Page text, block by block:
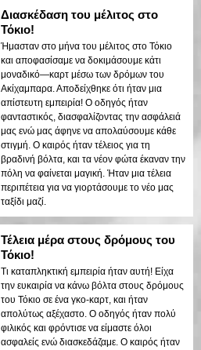
Διασκέδαση του μέλιτος στο
Τόκιο!
Ήμασταν στο μήνα του μέλιτος στο Τόκιο
και αποφασίσαμε να δοκιμάσουμε κάτι
μοναδικό—καρτ μέσω των δρόμων του
Ακίχαμπαρα. Αποδείχθηκε ότι ήταν μια
απίστευτη εμπειρία! Ο οδηγός ήταν
φανταστικός, διασφαλίζοντας την ασφάλειά
μας ενώ μας άφηνε να απολαύσουμε κάθε
στιγμή. Ο καιρός ήταν τέλειος για τη
βραδινή βόλτα, και τα νέον φώτα έκαναν την
πόλη να φαίνεται μαγική. Ήταν μια τέλεια
περιπέτεια για να γιορτάσουμε το νέο μας
ταξίδι μαζί.
Τέλεια μέρα στους δρόμους του
Τόκιο!
Τι καταπληκτική εμπειρία ήταν αυτή! Είχα
την ευκαιρία να κάνω βόλτα στους δρόμους
του Τόκιο σε ένα γκο-καρτ, και ήταν
απολύτως αξέχαστο. Ο οδηγός ήταν πολύ
φιλικός και φρόντισε να είμαστε όλοι
ασφαλείς ενώ διασκεδάζαμε. Ο καιρός ήταν